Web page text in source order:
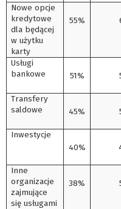
Nowe opcje
kredytowe
dla będącej
w użytku
karty
55%
Usługi
bankowe
51%
Transfery
saldowe
45%
Inwestycje
40%
Inne
organizacje
zajmujące
się usługami
38%